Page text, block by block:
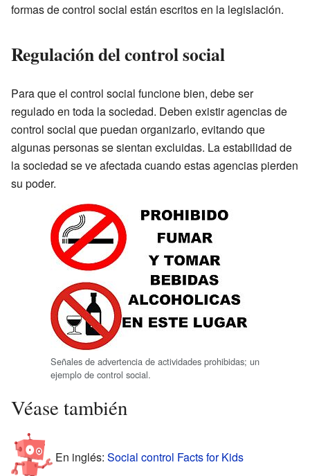
formas de control social están escritos en la legislación.
Regulación del control social
Para que el control social funcione bien, debe ser
regulado en toda la sociedad. Deben existir agencias de
control social que puedan organizarlo, evitando que
algunas personas se sientan excluidas. La estabilidad de
la sociedad se ve afectada cuando estas agencias pierden
su poder.
Señales de advertencia de actividades prohibidas; un
ejemplo de control social.
Véase también
En inglés: Social control Facts for Kids